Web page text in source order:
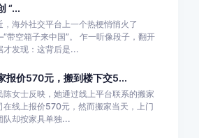
“...
，海外社交平台上一个热梗悄悄火了
空箱子来中国”。 乍一听像段子，翻开
才发现：这背后是...
报价570元，搬到楼下交5...
陈女士反映，她通过线上平台联系的搬家
在线上报价570元，然而搬家当天，上门
队却按家具单独...